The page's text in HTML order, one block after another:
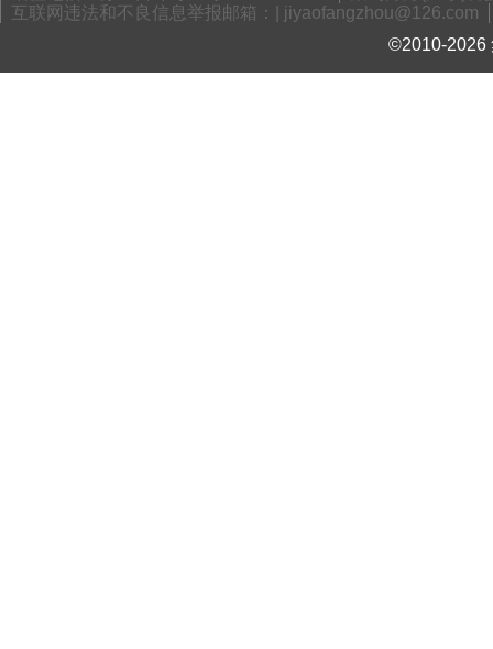
互联网违法和不良信息举报邮箱：| jiyaofangzhou@126.com
©2010-2026